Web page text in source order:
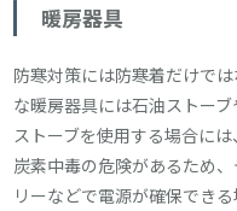
暖房器具
防寒対策には防寒着だけで
な暖房器具には石油ストー
ストーブを使用する場合に
炭素中毒の危険があるため
リーなどで電源が確保でき